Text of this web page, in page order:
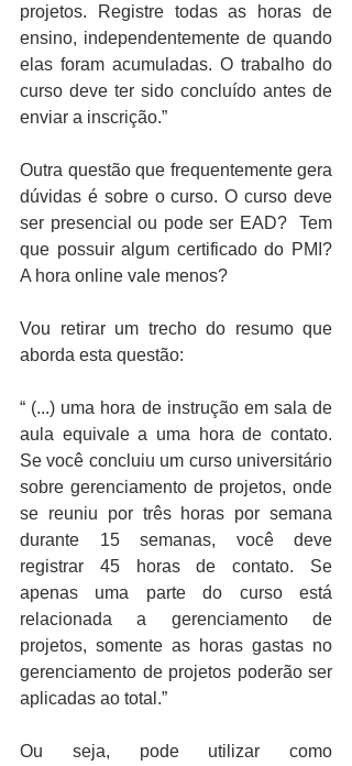
projetos. Registre todas as horas de
ensino, independentemente de quando
elas foram acumuladas. O trabalho do
curso deve ter sido concluído antes de
enviar a inscrição.”
Outra questão que frequentemente gera
dúvidas é sobre o curso. O curso deve
ser presencial ou pode ser EAD?  Tem
que possuir algum certificado do PMI?
A hora online vale menos?
Vou retirar um trecho do resumo que
aborda esta questão:
“ (...) uma hora de instrução em sala de
aula equivale a uma hora de contato.
Se você concluiu um curso universitário
sobre gerenciamento de projetos, onde
se reuniu por três horas por semana
durante 15 semanas, você deve
registrar 45 horas de contato. Se
apenas uma parte do curso está
relacionada a gerenciamento de
projetos, somente as horas gastas no
gerenciamento de projetos poderão ser
aplicadas ao total.”
Ou seja, pode utilizar como